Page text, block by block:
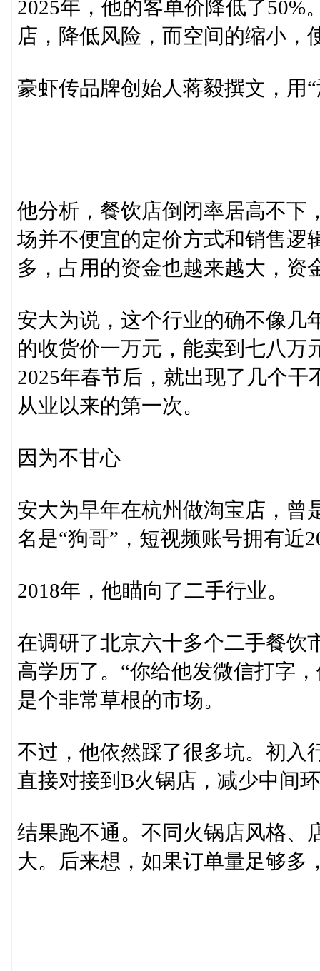
2025年，他的客单价降低了
店，降低风险，而空间的缩小，
豪虾传品牌创始人蒋毅撰文，用
他分析，餐饮店倒闭率居高不下
场并不便宜的定价方式和销售逻
多，占用的资金也越来越大，资
安大为说，这个行业的确不像几
的收货价一万元，能卖到七八万
2025年春节后，就出现了几个
从业以来的第一次。
因为不甘心
安大为早年在杭州做淘宝店，曾
名是“狗哥”，短视频账号拥有近
2018年，他瞄向了二手行业。
在调研了北京六十多个二手餐饮
高学历了。“你给他发微信打字
是个非常草根的市场。
不过，他依然踩了很多坑。初入
直接对接到B火锅店，减少中间
结果跑不通。不同火锅店风格、
大。后来想，如果订单量足够多